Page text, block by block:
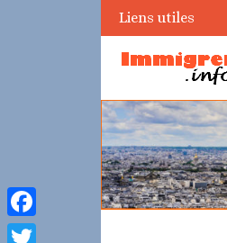
Liens utiles
Facebook